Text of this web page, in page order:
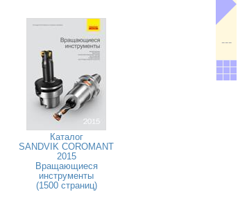
Каталог
SANDVIK COROMANT
2015
Вращающиеся
инструменты
(1500 страниц)
---